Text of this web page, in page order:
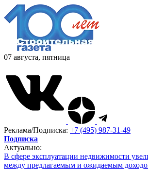
07 августа, пятница
Реклама/Подписка: +7 (495) 987-31-49
Подписка
Актуально:
В сфере эксплуатации недвижимости
между предлагаемым и ожидаемым